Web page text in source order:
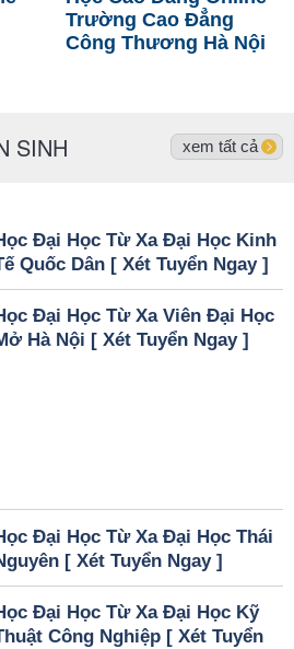
Trường Cao Đẳng
Công Thương Hà Nội
SINH xem tất cả
Đại Học Từ Xa Đại Học Kinh
Quốc Dân [ Xét Tuyển Ngay ]
Đại Học Từ Xa Viên Đại Học
Hà Nội [ Xét Tuyển Ngay ]
Đại Học Từ Xa Đại Học Thái
[ Xét Tuyển Ngay ]
Đại Học Từ Xa Đại Học Kỹ
Công Nghiệp [ Xét Tuyển